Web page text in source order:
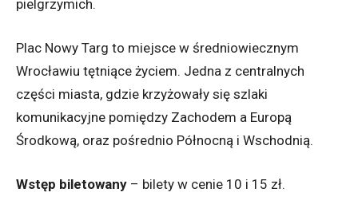
pielgrzymich.
Plac Nowy Targ to miejsce w średniowiecznym
Wrocławiu tętniące życiem. Jedna z centralnych
części miasta, gdzie krzyżowały się szlaki
komunikacyjne pomiędzy Zachodem a Europą
Środkową, oraz pośrednio Północną i Wschodnią.
Wstęp biletowany – bilety w cenie 10 i 15 zł.